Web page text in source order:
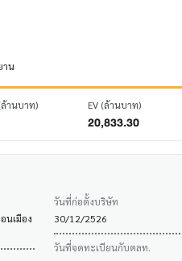
าน
านบาท) EV (ล้านบาท)
20,833.30
นเมือง
วันที่ก่อตั้งบริษัท
30/12/2526
วันที่จดทะเบียนกับตลท.